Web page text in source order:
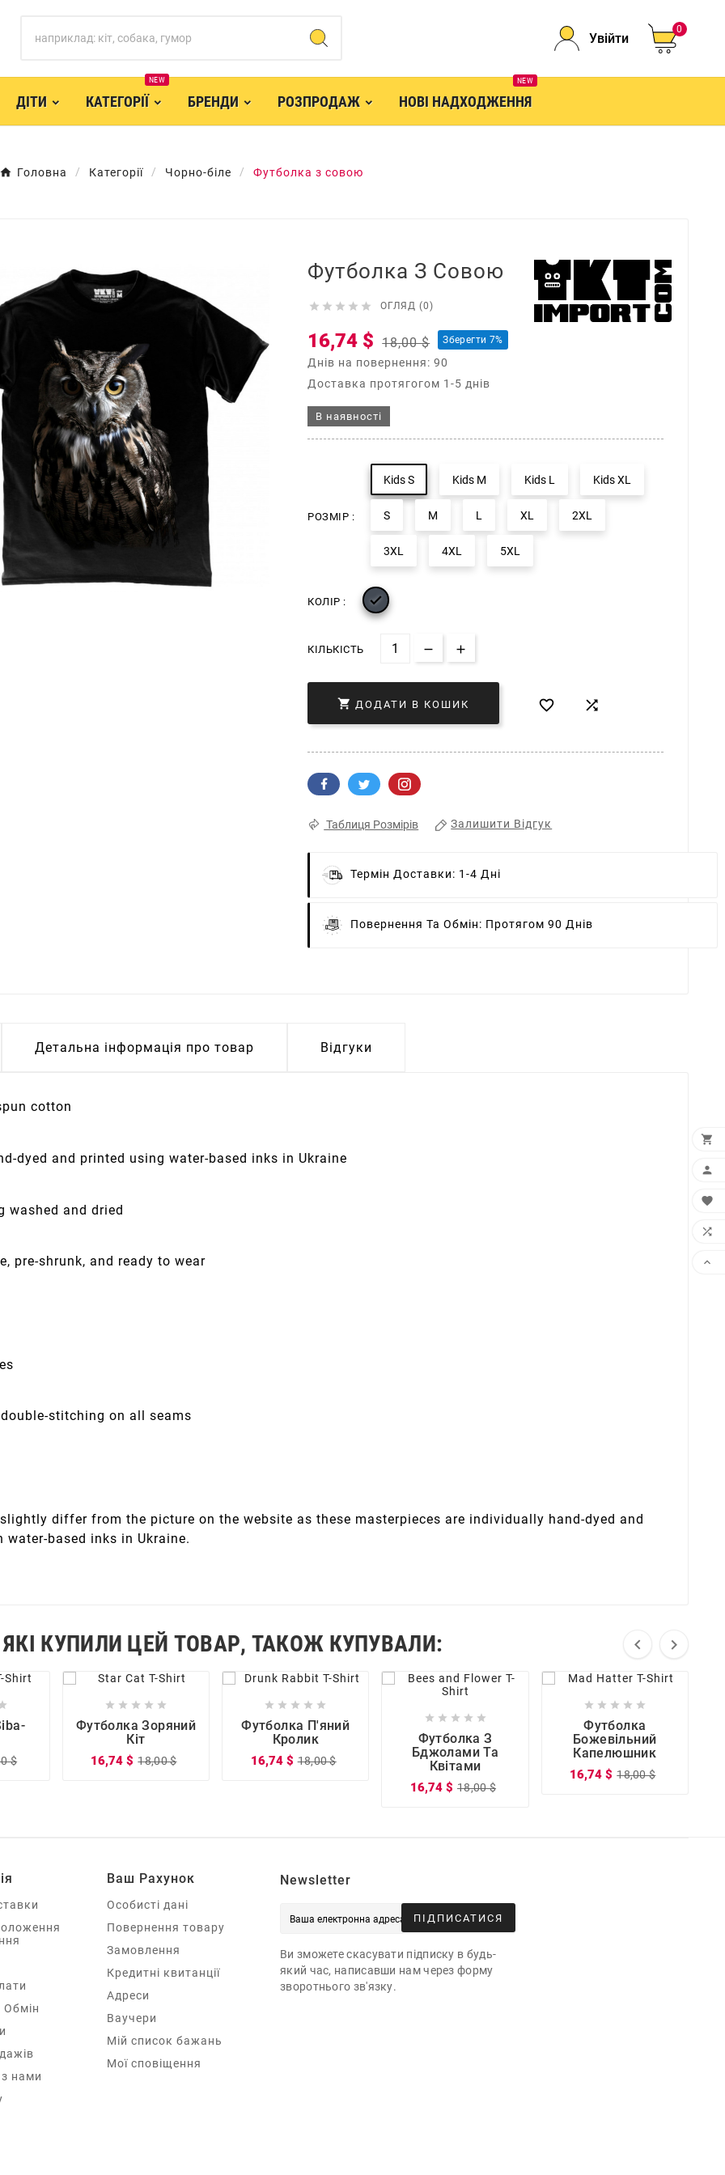
Увійти
0
ДІТИ КАТЕГОРІЇ
NEW
БРЕНДИ РОЗПРОДАЖ НОВІ НАДХОДЖЕННЯ
NEW
Головна Категорії Чорно-біле Футболка з совою
Футболка З Совою
     ОГЛЯД (0)
16,74 $ 18,00 $ Зберегти 7%
Днів на повернення: 90
Доставка протягогом 1-5 днів
В наявності
РОЗМІР :
Kids S Kids M Kids L Kids XL
S M L XL 2XL
3XL 4XL 5XL
КОЛІР : 
КІЛЬКІСТЬ
 ДОДАТИ В КОШИК  
Таблиця Розмірів Залишити Відгук
Термін Доставки: 1-4 Дні
Повернення Та Обмін: Протягом 90 Днів
Детальна інформація про товар Відгуки
cotton
dyed and printed using water-based inks in Ukraine
washed and dried
pre-shrunk, and ready to wear
stitching on all seams
differ from the picture on the website as these masterpieces are individually hand-dyed and
water-based inks in Ukraine.
КУПИЛИ ЦЕЙ ТОВАР, ТАКОЖ КУПУВАЛИ:  
$
    
Футболка Зоряний
Кіт
16,74 $ 18,00 $
    
Футболка П'яний
Кролик
16,74 $ 18,00 $
    
Футболка З
Бджолами Та
Квітами
16,74 $ 18,00 $
    
Футболка
Божевільний
Капелюшник
16,74 $ 18,00 $
Обмін
нами
Ваш Рахунок
Особисті дані
Повернення товару
Замовлення
Кредитні квитанції
Адреси
Ваучери
Мій список бажань
Мої сповіщення
Newsletter
ПІДПИСАТИСЯ
Ви зможете скасувати підписку в будь-
який час, написавши нам через форму
зворотнього зв'язку.




